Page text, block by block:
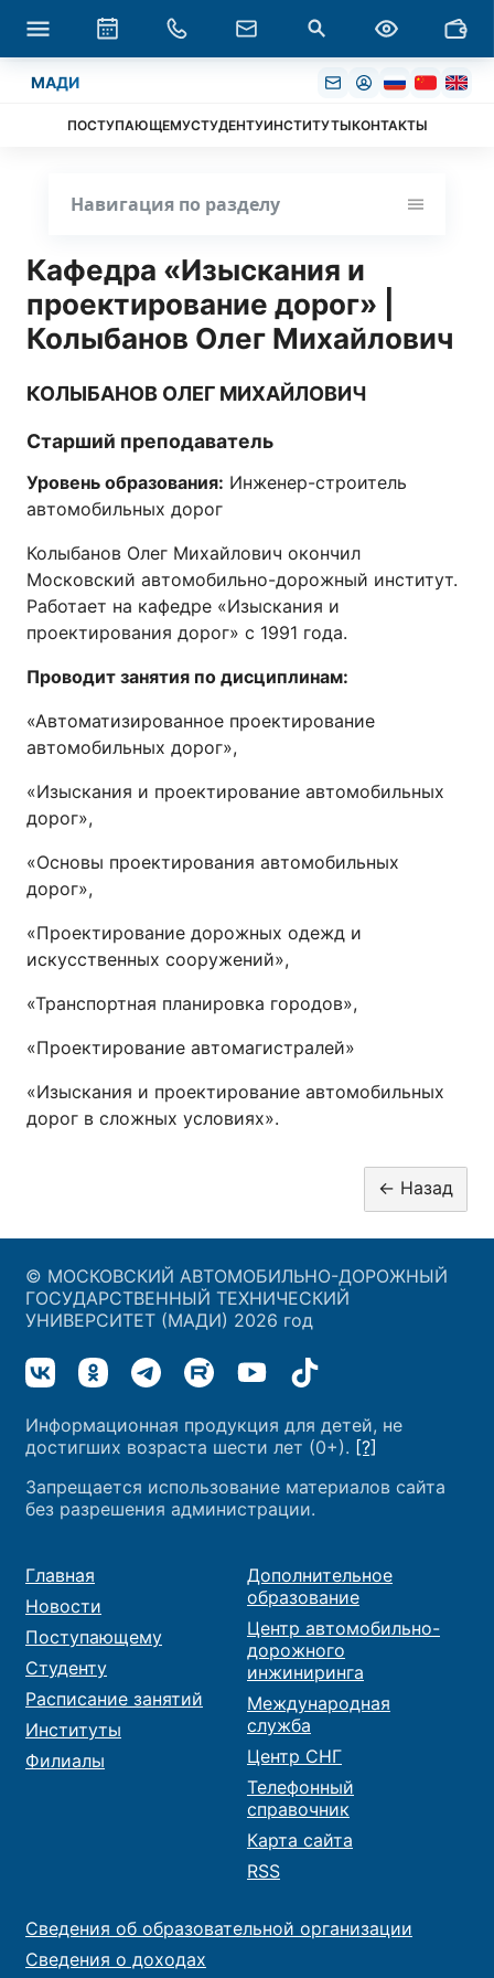
МАДИ
ПОСТУПАЮЩЕМУСТУДЕНТУИНСТИТУТЫКОНТАКТЫ
Кафедра «Изыскания и
проектирование дорог» |
Колыбанов Олег Михайлович
КОЛЫБАНОВ ОЛЕГ МИХАЙЛОВИЧ
Старший преподаватель
Уровень образования: Инженер-строитель
автомобильных дорог
Колыбанов Олег Михайлович окончил
Московский автомобильно-дорожный институт.
Работает на кафедре «Изыскания и
проектирования дорог» с 1991 года.
Проводит занятия по дисциплинам:
«Автоматизированное проектирование
автомобильных дорог»,
«Изыскания и проектирование автомобильных
дорог»,
«Основы проектирования автомобильных
дорог»,
«Проектирование дорожных одежд и
искусственных сооружений»,
«Транспортная планировка городов»,
«Проектирование автомагистралей»
«Изыскания и проектирование автомобильных
дорог в сложных условиях».
Навигация по разделу
© МОСКОВСКИЙ АВТОМОБИЛЬНО-ДОРОЖНЫЙ
ГОСУДАРСТВЕННЫЙ ТЕХНИЧЕСКИЙ
УНИВЕРСИТЕТ (МАДИ) 2026 год
Информационная продукция для детей, не
достигших возраста шести лет (0+). [?]
Запрещается использование материалов сайта
без разрешения администрации.
Главная
Новости
Поступающему
Студенту
Расписание занятий
Институты
Филиалы
Дополнительное
образование
Центр автомобильно-
дорожного
инжиниринга
Международная
служба
Центр СНГ
Телефонный
справочник
Карта сайта
RSS
Сведения об образовательной организации
Сведения о доходах